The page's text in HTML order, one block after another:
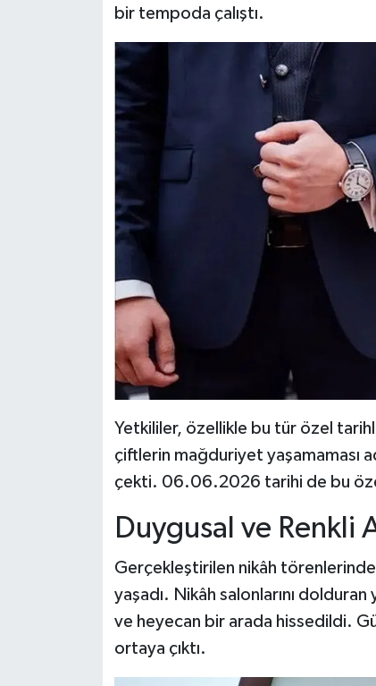
bir tempoda çalıştı.
Yetkililer, özellikle bu tür özel
çiftlerin mağduriyet yaşamaması
çekti. 06.06.2026 tarihi de bu
Duygusal ve Renkli
Gerçekleştirilen nikâh
yaşadı. Nikâh salonlarını
ve heyecan bir arada hissedildi.
ortaya çıktı.
Haber Arşivi